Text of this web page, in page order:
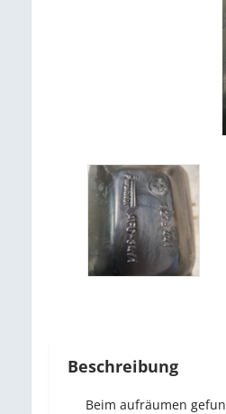
Beschreibung
Beim aufräumen